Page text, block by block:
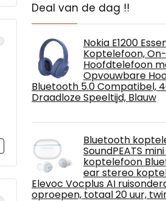
Deal van de dag !!
Nokia E1200
Koptelefoon,
Hoofdtelefoon
Opvouwbare
Bluetooth 5.0 Compatibel,
Draadloze Speeltijd, Blauw
Bluetooth
SoundPEATS
koptelefoon
ear stereo
Elevoc Vocplus AI
oproepen, totaal 20 uur,